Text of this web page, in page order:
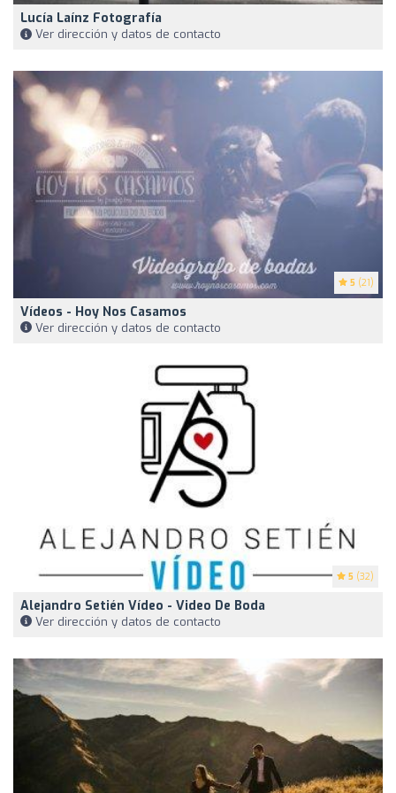
Lucía Laínz Fotografía
Ver dirección y datos de contacto
5 (21)
Vídeos - Hoy Nos Casamos
Ver dirección y datos de contacto
5 (32)
Alejandro Setién Vídeo - Video De Boda
Ver dirección y datos de contacto